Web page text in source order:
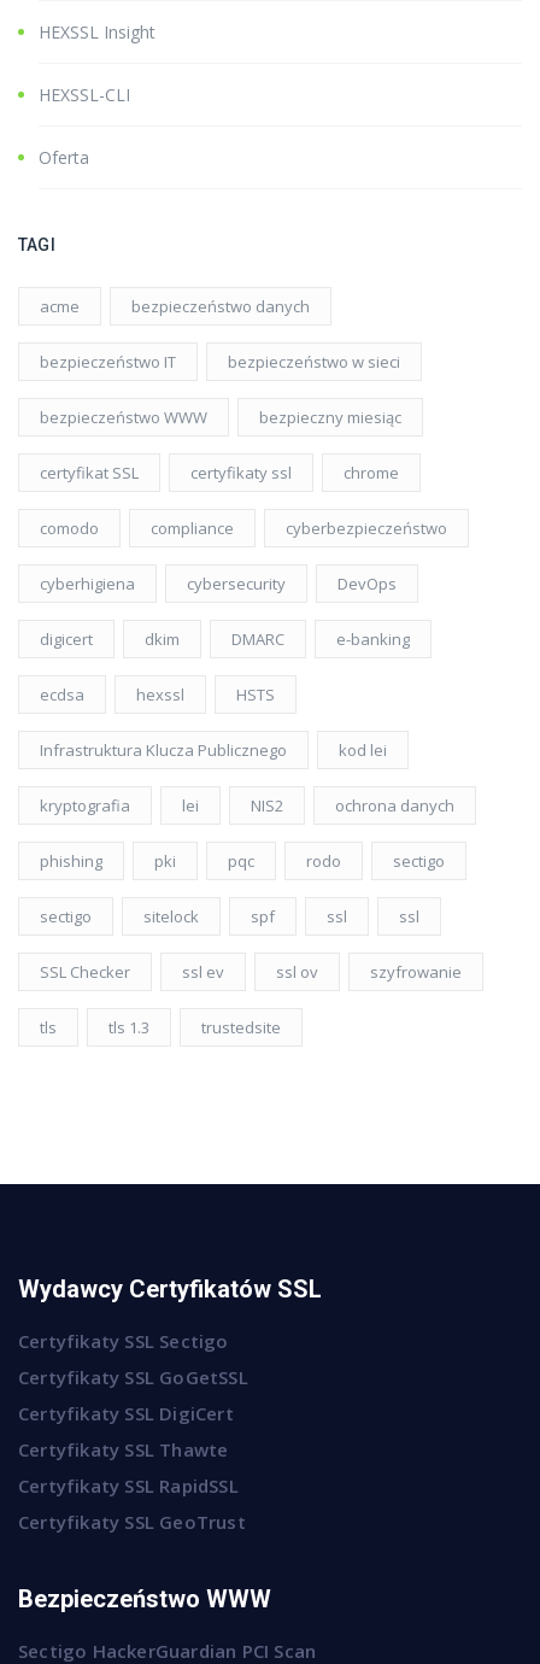
HEXSSL Insight
HEXSSL-CLI
Oferta
TAGI
acme bezpieczeństwo danych
bezpieczeństwo IT bezpieczeństwo w sieci
bezpieczeństwo WWW bezpieczny miesiąc
certyfikat SSL certyfikaty ssl chrome
comodo compliance cyberbezpieczeństwo
cyberhigiena cybersecurity DevOps
digicert dkim DMARC e-banking
ecdsa hexssl HSTS
Infrastruktura Klucza Publicznego kod lei
kryptografia lei NIS2 ochrona danych
phishing pki pqc rodo sectigo
sectigo sitelock spf ssl ssl
SSL Checker ssl ev ssl ov szyfrowanie
tls tls 1.3 trustedsite
Wydawcy Certyfikatów SSL
Certyfikaty SSL Sectigo
Certyfikaty SSL GoGetSSL
Certyfikaty SSL DigiCert
Certyfikaty SSL Thawte
Certyfikaty SSL RapidSSL
Certyfikaty SSL GeoTrust
Bezpieczeństwo WWW
Sectigo HackerGuardian PCI Scan